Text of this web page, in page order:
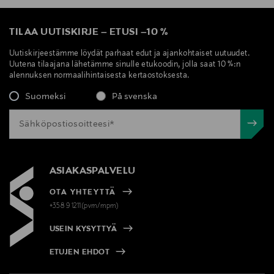
TILAA UUTISKIRJE – ETUSI –10 %
Uutiskirjeestämme löydät parhaat edut ja ajankohtaiset uutuudet.
Uutena tilaajana lähetämme sinulle etukoodin, jolla saat 10 %:n
alennuksen normaalihintaisesta kertaostoksesta.
Suomeksi På svenska
ASIAKASPALVELU
OTA YHTEYTTÄ
+358 9 1211(pvm/mpm)
USEIN KYSYTTYÄ
ETUJEN EHDOT